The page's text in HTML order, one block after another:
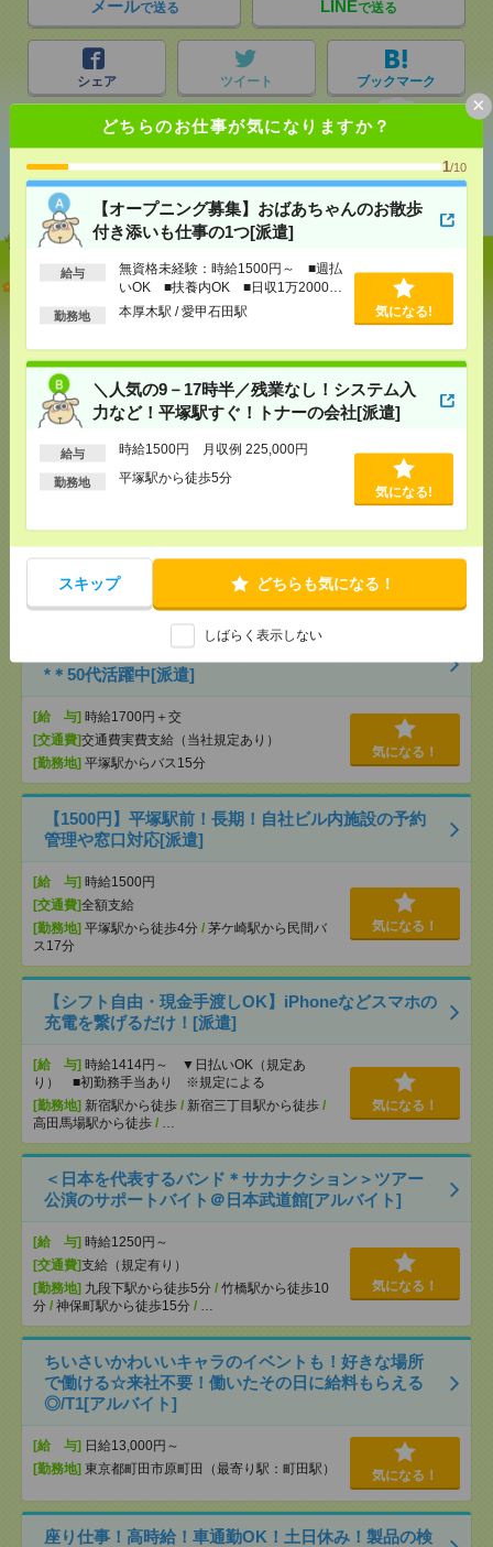
どちらのお仕事が気になりますか？
1/10
【オープニング募集】おばあちゃんのお散歩
付き添いも仕事の1つ[派遣]
給与
無資格未経験：時給1500円～ ■週払
いOK ■扶養内OK ■日収1万2000円
以上
勤務地 本厚木駅 / 愛甲石田駅 気になる!
＼人気の9－17時半／残業なし！システム入
力など！平塚駅すぐ！トナーの会社[派遣]
給与 時給1500円 月収例 225,000円
勤務地
平塚駅から徒歩5分
気になる!
スキップ どちらも気になる！
しばらく表示しない
×
メールで送る LINEで送る
シェア ツイート ブックマーク
あなたの閲覧履歴からの
おすすめ
【オープニング募集】おばあちゃんのお散歩付き添
いも仕事の1つ[派遣]
[給 与]無資格未経験：時給1500円～ ■週払い
OK ■扶養内OK ■日収1万2000円以上
[交通費]
交通費全額支給
[勤務地]
本厚木駅/ 愛甲石田駅
気になる！
＼人気の9－17時半／残業なし！システム入力など！
平塚駅すぐ！トナーの会社[派遣]
[給 与]時給1500円 月収例 225,000円
[交通費]全額支給
[月収例]20～25万円
気になる！
マイカー通勤OK！平塚！仕様書のデータ入力メイン
*＊50代活躍中[派遣]
[給 与] 時給1700円＋交
[交通費]交通費実費支給（当社規定あり）
[勤務地] 平塚駅からバス15分
気になる！
【1500円】平塚駅前！長期！自社ビル内施設の予約
管理や窓口対応[派遣]
[給 与] 時給1500円
[交通費]全額支給
[勤務地] 平塚駅から徒歩4分 / 茅ケ崎駅から民間バ
ス17分
気になる！
【シフト自由・現金手渡しOK】iPhoneなどスマホの
充電を繋げるだけ！[派遣]
[給 与] 時給1414円～ ▼日払いOK（規定あ
り） ■初勤務手当あり ※規定による
[勤務地] 新宿駅から徒歩 / 新宿三丁目駅から徒歩 /
高田馬場駅から徒歩 / …
気になる！
＜日本を代表するバンド＊サカナクション＞ツアー
公演のサポートバイト＠日本武道館[アルバイト]
[給 与] 時給1250円～
[交通費]支給（規定有り）
[勤務地] 九段下駅から徒歩5分 / 竹橋駅から徒歩10
分 / 神保町駅から徒歩15分 / …
気になる！
ちいさいかわいいキャラのイベントも！好きな場所
で働ける☆来社不要！働いたその日に給料もらえる
◎/T1[アルバイト]
[給 与] 日給13,000円～
[勤務地] 東京都町田市原町田（最寄り駅：町田駅） 気になる！
座り仕事！高時給！車通勤OK！土日休み！製品の検